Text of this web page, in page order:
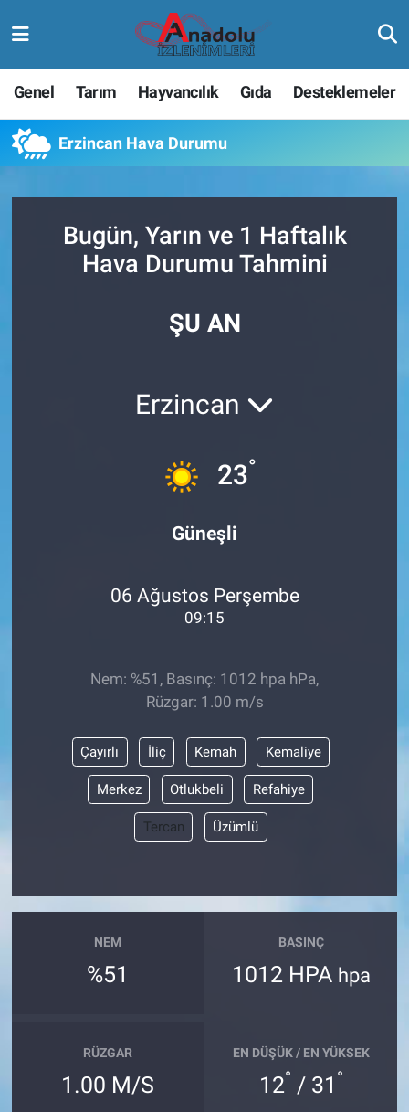
Genel Tarım Hayvancılık Gıda Desteklemeler
Erzincan Hava Durumu
Bugün, Yarın ve 1 Haftalık
Hava Durumu Tahmini
ŞU AN
Erzincan
23°
Güneşli
06 Ağustos Perşembe
09:15
Nem: %51, Basınç: 1012 hpa hPa,
Rüzgar: 1.00 m/s
Çayırlı İliç Kemah Kemaliye
Merkez Otlukbeli Refahiye
Tercan Üzümlü
NEM
%51
BASINÇ
1012 HPA hpa
RÜZGAR
1.00 M/S
EN DÜŞÜK / EN YÜKSEK
12° / 31 °